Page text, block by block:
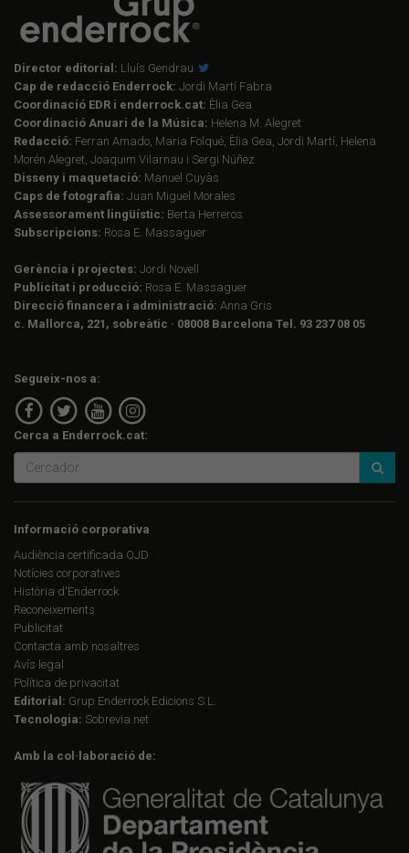
Director editorial: Lluís Gendrau
Cap de redacció Enderrock: Jordi Martí Fabra
Coordinació EDR i enderrock.cat: Èlia Gea
Coordinació Anuari de la Música: Helena M. Alegret
Redacció: Ferran Amado, Maria Folqué, Èlia Gea, Jordi Martí, Helena
Morén Alegret, Joaquim Vilarnau i Sergi Núñez
Disseny i maquetació: Manuel Cuyàs
Caps de fotografia: Juan Miguel Morales
Assessorament lingüístic: Berta Herreros
Subscripcions: Rosa E. Massaguer
Gerència i projectes: Jordi Novell
Publicitat i producció: Rosa E. Massaguer
Direcció financera i administració: Anna Gris
c. Mallorca, 221, sobreàtic · 08008 Barcelona Tel. 93 237 08 05
Segueix-nos a:
Cerca a Enderrock.cat:
Informació corporativa
Audiència certificada OJD
Notícies corporatives
Història d'Enderrock
Reconeixements
Publicitat
Contacta amb nosaltres
Avís legal
Política de privacitat
Editorial: Grup Enderrock Edicions S.L.
Tecnologia: Sobrevia.net
Amb la col·laboració de: